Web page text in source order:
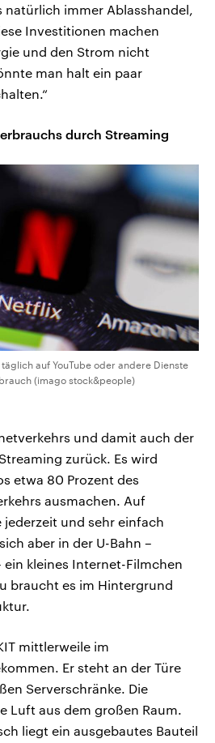
natürlich immer Ablasshandel,
Investitionen machen
und den Strom nicht
man halt ein paar
durch Streaming
auf YouTube oder andere Dienste
(imago stock&people)
und damit auch der
zurück. Es wird
etwa 80 Prozent des
ausmachen. Auf
jederzeit und sehr einfach
aber in der U-Bahn –
kleines Internet-Filmchen
braucht es im Hintergrund
mittlerweile im
Er steht an der Türe
Serverschränke. Die
Luft aus dem großen Raum.
liegt ein ausgebautes Bauteil